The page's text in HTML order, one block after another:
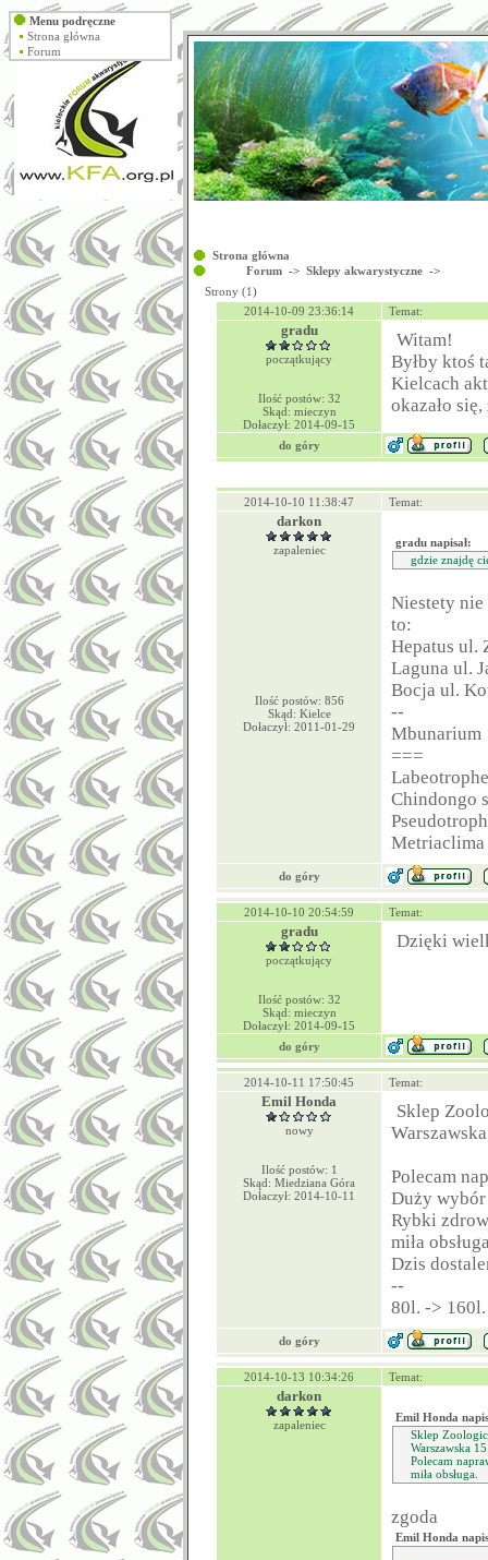
Strona główna
Forum -> Sklepy akwarystyczne ->
Strony (1)
2014-10-09 23:36:14
Temat:
gradu
początkujący
Ilość postów: 32
Skąd: mieczyn
Dołaczył: 2014-09-15
Witam!
Byłby ktoś
Kielcach
okazało
do góry
2014-10-10 11:38:47 Temat:
darkon
zapaleniec
Ilość postów: 856
Skąd: Kielce
Dołaczył: 2011-01-29
gradu napisał:
gdzie znajdę
Niestety nie
to:
Hepatus ul.
Laguna ul.
Bocja ul.
--
Mbunarium
===
Chindongo
Metriaclima
do góry
2014-10-10 20:54:59 Temat:
gradu
początkujący
Ilość postów: 32
Skąd: mieczyn
Dołaczył: 2014-09-15
Dzięki
do góry
2014-10-11 17:50:45 Temat:
Emil Honda
nowy
Ilość postów: 1
Skąd: Miedziana Góra
Dołaczył: 2014-10-11
Sklep
Polecam
Duży
Rybki
miła
Dzis
--
80l. ->
do góry
2014-10-13 10:34:26 Temat:
darkon
zapaleniec
Emil Honda
Sklep
Warszawska
Polecam
miła obsługa.
zgoda
Emil Honda
Menu podręczne
Strona główna
Forum